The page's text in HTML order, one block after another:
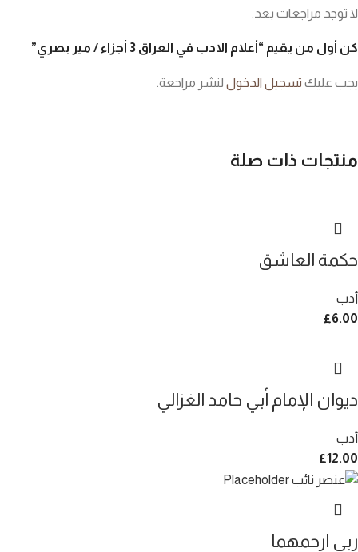
لا توجد مراجعات بعد.
كن أول من يقيم “أعلام الادب في العراق 3 أجزاء / مير بصري”
يجب عليك تسجيل الدخول لنشر مراجعة.
منتجات ذات صلة
حكمة العاشق
أدب
£6.00
ديوان الإمام أبي حامد الغزالي
أدب
£12.00
ربي ارحمهما